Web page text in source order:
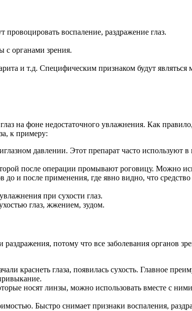
воспаление, раздражение глаз.
с органами зрения.
и т.д. Специфическим признаком будут
на фоне недостаточного увлажнения. Как
к примеру:
давлении. Этот препарат часто используют в
после операции промывают роговицу. Можно
и после применения, где явно видно, что
при сухости глаз.
глаз, жжением, зудом.
потому что все заболевания органов
краснеть глаза, появилась сухость. Главное
носят линзы, можно использовать вместе с
Быстро снимает признаки воспаления,